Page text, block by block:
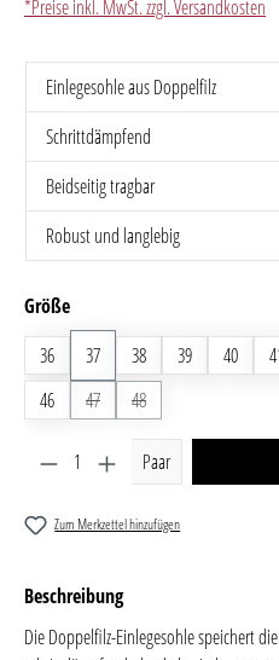
*Preise inkl. MwSt. zzgl. Versandkosten
Einlegesohle aus Doppelfilz
Schrittdämpfend
Beidseitig tragbar
Robust und langlebig
Größeauswählen
36
37 38 39 40
46
47(Diese Option ist zurzeit nicht
48(Diese Option ist zurzeit
Produkt Anzahl: Gib den
Paar
Zum Merkzettel hinzufügen
Beschreibung
Die Doppelfilz-Einlegesohle speichert